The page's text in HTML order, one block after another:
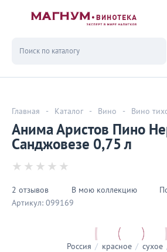
Главная - Каталог - Вино - Вино
Анима Аристов Пино
Санджовезе 0,75 л
2 отзывов В мою коллекцию
Артикул: 099169
Россия / красное / сухое